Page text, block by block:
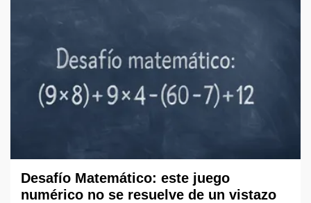
Desafío Matemático: este juego
numérico no se resuelve de un vistazo